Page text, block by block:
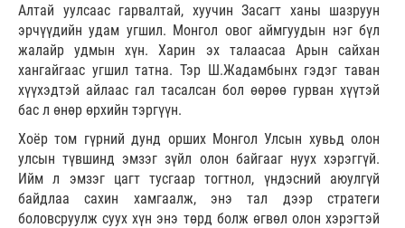
Алтай уулсаас гарвалтай, хуучин Засагт ханы шазруун
эрчүүдийн удам угшил. Монгол овог аймгуудын нэг бүл
жалайр удмын хүн. Харин эх талаасаа Арын сайхан
хангайгаас угшил татна. Тэр Ш.Жадамбынх гэдэг таван
хүүхэдтэй айлаас гал тасалсан бол өөрөө гурван хүүтэй
бас л өнөр өрхийн тэргүүн.
Хоёр том гүрний дунд орших Монгол Улсын хувьд олон
улсын түвшинд эмзэг зүйл олон байгааг нуух хэрэггүй.
Ийм л эмзэг цагт тусгаар тогтнол, үндэсний аюулгүй
байдлаа сахин хамгаалж, энэ тал дээр стратеги
боловсруулж суух хүн энэ төрд болж өгвөл олон хэрэгтэй